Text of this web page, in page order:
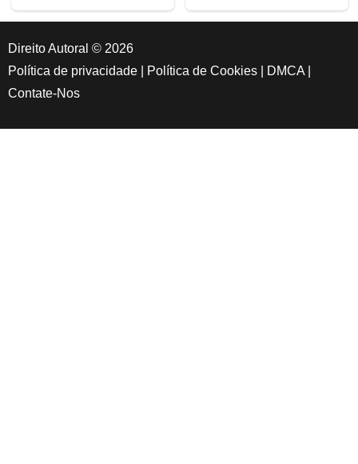
Direito Autoral © 2026
Política de privacidade
Política de Cookies DMCA
Contate-Nos